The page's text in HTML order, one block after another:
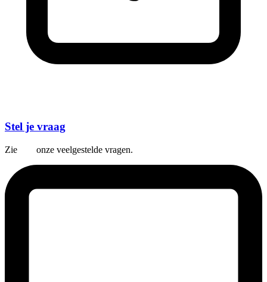
Stel je vraag
Zie onze veelgestelde vragen.